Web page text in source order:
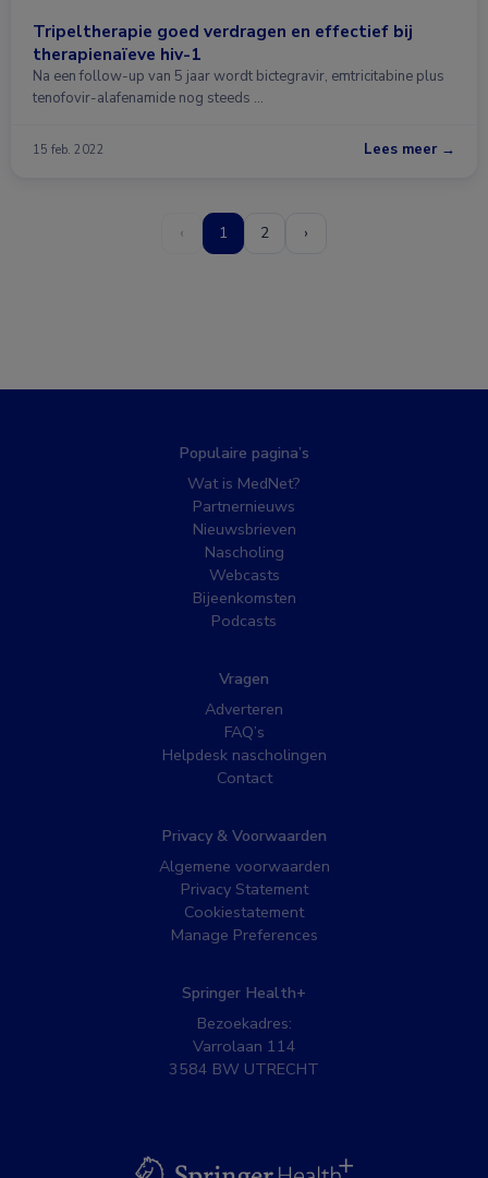
Tripeltherapie goed verdragen en effectief bij
therapienaïeve hiv-1
Na een follow-up van 5 jaar wordt bictegravir, emtricitabine plus
tenofovir-alafenamide nog steeds …
15 feb. 2022 Lees meer →
‹ 1 2 ›
Populaire pagina’s
Wat is MedNet?
Partnernieuws
Nieuwsbrieven
Nascholing
Webcasts
Bijeenkomsten
Podcasts
Vragen
Adverteren
FAQ’s
Helpdesk nascholingen
Contact
Privacy & Voorwaarden
Algemene voorwaarden
Privacy Statement
Cookiestatement
Manage Preferences
Springer Health+
Bezoekadres:
Varrolaan 114
3584 BW UTRECHT
BSL